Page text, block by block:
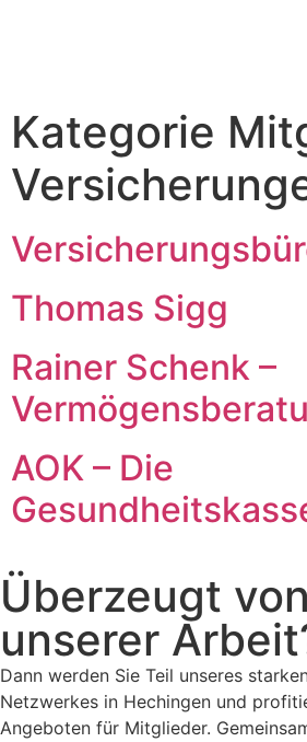
Kategorie
Thomas Sigg
Rainer Schenk –
AOK – Die
Überzeugt von
unserer
Dann werden Sie Teil unseres
Netzwerkes in Hechingen und
Angeboten für Mitglieder.